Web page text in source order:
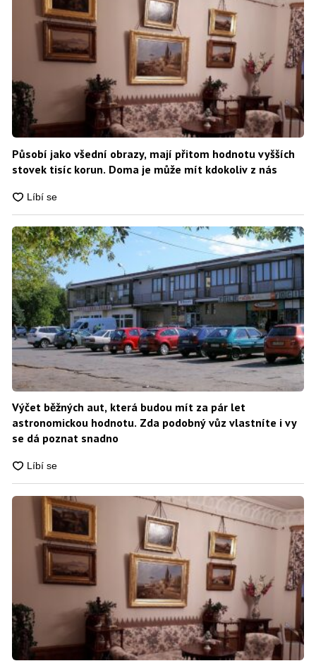
Působí jako všední obrazy, mají přitom hodnotu vyšších
stovek tisíc korun. Doma je může mít kdokoliv z nás
Výčet běžných aut, která budou mít za pár let
astronomickou hodnotu. Zda podobný vůz vlastníte i vy
se dá poznat snadno